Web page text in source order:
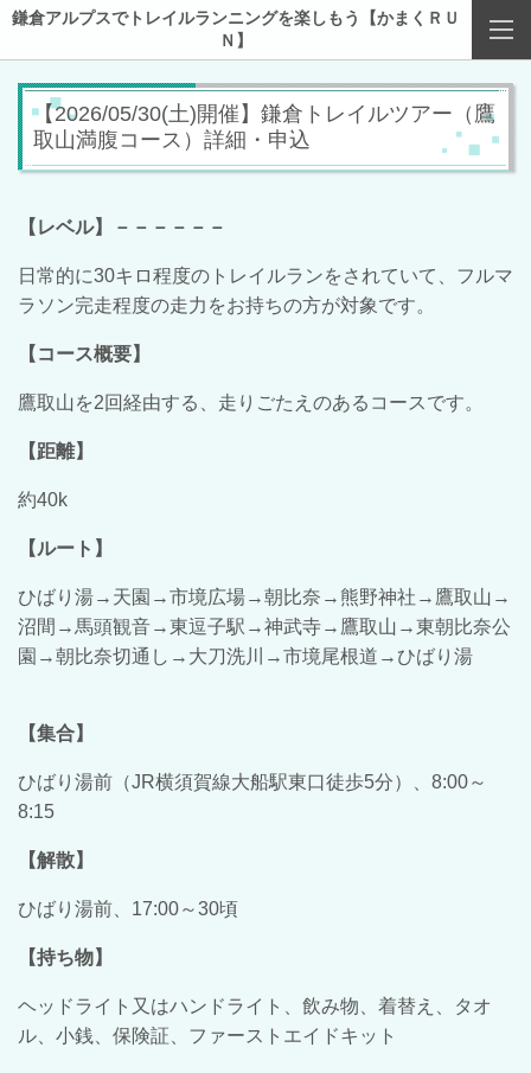
鎌倉アルプスでトレイルランニングを楽しもう【かまくＲＵ
Ｎ】
【2026/05/30(土)開催】鎌倉トレイルツアー（鷹
取山満腹コース）詳細・申込
【レベル】－－－－－－
日常的に30キロ程度のトレイルランをされていて、フルマ
ラソン完走程度の走力をお持ちの方が対象です。
【コース概要】
鷹取山を2回経由する、走りごたえのあるコースです。
【距離】
約40k
【ルート】
ひばり湯→天園→市境広場→朝比奈→熊野神社→鷹取山→
沼間→馬頭観音→東逗子駅→神武寺→鷹取山→東朝比奈公
園→朝比奈切通し→大刀洗川→市境尾根道→ひばり湯
【集合】
ひばり湯前（JR横須賀線大船駅東口徒歩5分）、8:00～
8:15
【解散】
ひばり湯前、17:00～30頃
【持ち物】
ヘッドライト又はハンドライト、飲み物、着替え、タオ
ル、小銭、保険証、ファーストエイドキット